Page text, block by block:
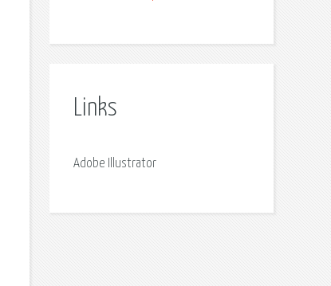
Links
Adobe Illustrator